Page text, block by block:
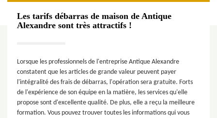
Les tarifs débarras de maison de Antique
Alexandre sont très attractifs !
Lorsque les professionnels de l'entreprise Antique Alexandre
constatent que les articles de grande valeur peuvent payer
l'intégralité des frais de débarras, l'opération sera gratuite. Forts
de l'expérience de son équipe en la matière, les services qu'elle
propose sont d'excellente qualité. De plus, elle a reçu la meilleure
formation. Vous pouvez trouver toutes les informations qui vous